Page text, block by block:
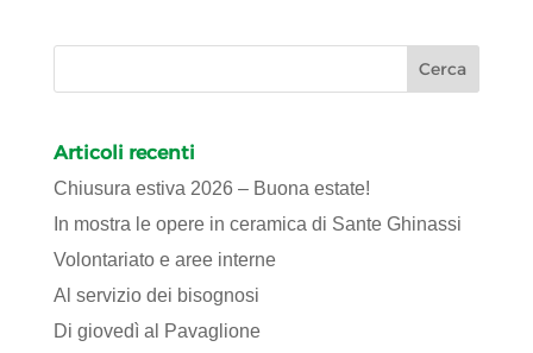
Articoli recenti
Chiusura estiva 2026 – Buona estate!
In mostra le opere in ceramica di Sante Ghinassi
Volontariato e aree interne
Al servizio dei bisognosi
Di giovedì al Pavaglione